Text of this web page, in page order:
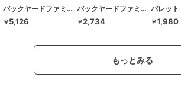
バックヤードファミリー
￥ 5,126
バックヤードファミリー
￥2,734
パレット
￥1,980
もっとみる